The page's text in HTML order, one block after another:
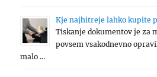
Kje najhitreje lahko kupite
Tiskanje dokumentov je za
povsem vsakodnevno
malo …